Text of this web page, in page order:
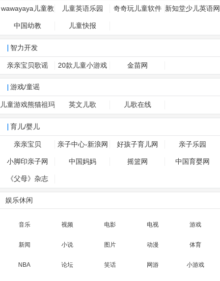
wawayaya儿童教
育
儿童英语乐园 奇奇玩儿童软件 新知堂少儿英语网
中国幼教 儿童快报
智力开发
亲亲宝贝歌谣 20款儿童小游戏 金苗网
游戏/童谣
儿童游戏熊猫祖玛 英文儿歌 儿歌在线
育儿/婴儿
亲亲宝贝 亲子中心-新浪网 好孩子育儿网 亲子乐园
小脚印亲子网 中国妈妈 摇篮网 中国育婴网
《父母》杂志
娱乐休闲
音乐 视频 电影 电视 游戏
新闻 小说 图片 动漫 体育
NBA 论坛 笑话 网游 小游戏